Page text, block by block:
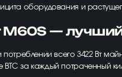
оборудования и
—
потреблении всего 3422 Вт
BTC за каждый потраченный